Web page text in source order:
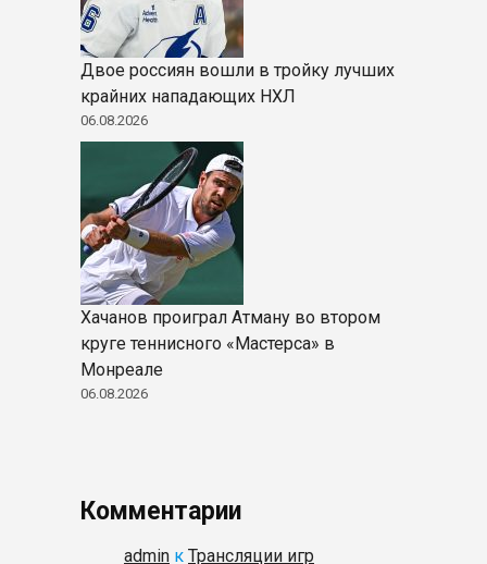
Двое россиян вошли в тройку лучших
крайних нападающих НХЛ
06.08.2026
Хачанов проиграл Атману во втором
круге теннисного «Мастерса» в
Монреале
06.08.2026
Комментарии
admin к Трансляции игр